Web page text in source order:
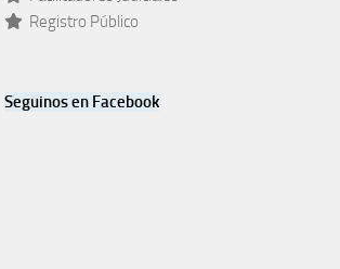
Registro Público
Seguinos en Facebook